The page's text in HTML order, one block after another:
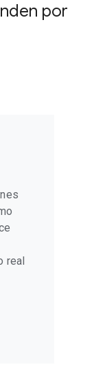
por
real